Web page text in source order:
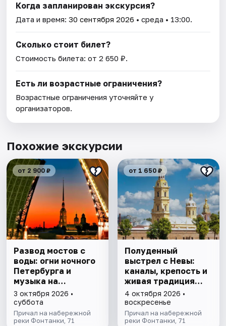
Когда запланирован экскурсия?
Дата и время:30 сентября 2026 • среда • 13:00.
Сколько стоит билет?
Стоимость билета: от 2 650 ₽.
Есть ли возрастные ограничения?
Возрастные ограничения уточняйте у
организаторов.
Похожие экскурсии
от 2 900 ₽
Развод мостов с
воды: огни ночного
Петербурга и
музыка на
теплоходе
3 октября 2026 •
суббота
Причал на набережной
реки Фонтанки, 71
от 1 650 ₽
Полуденный
выстрел с Невы:
каналы, крепость и
живая традиция
Петербурга
4 октября 2026 •
воскресенье
Причал на набережной
реки Фонтанки, 71